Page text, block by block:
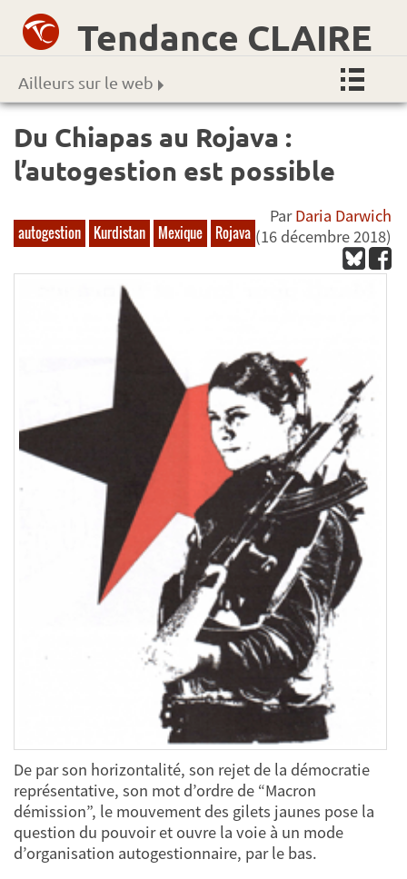
Tendance CLAIRE
Ailleurs sur le web
Du Chiapas au Rojava :
l’autogestion est possible
autogestion Kurdistan Mexique Rojava
ParDaria Darwich
(16 décembre 2018)
De par son horizontalité, son rejet de la démocratie
représentative, son mot d’ordre de “Macron
démission”, le mouvement des gilets jaunes pose la
question du pouvoir et ouvre la voie à un mode
d’organisation autogestionnaire, par le bas.